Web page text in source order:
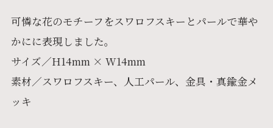
可憐な花のモチーフをスワロフスキーとパールで華や
かにに表現しました。
サイズ／H14mm × W14mm
素材／スワロフスキー、人工パール、金具・真鍮金メ
ッキ